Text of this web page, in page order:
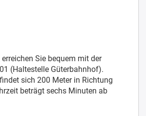
Sie bequem mit der
(Haltestelle Güterbahnhof).
sich 200 Meter in Richtung
beträgt sechs Minuten ab